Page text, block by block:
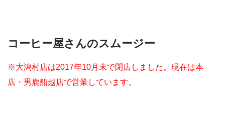
コーヒー屋さんのスムージー
※大潟村店は2017年10月末で閉店しました。現在は本
店・男鹿船越店で営業しています。